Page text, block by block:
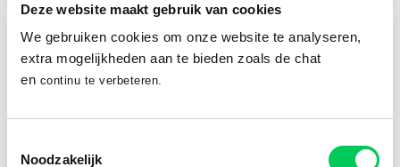
Deze website maakt gebruik van cookies
We gebruiken cookies om onze website te analyseren,
extra mogelijkheden aan te bieden zoals de chat
en continu te verbeteren.
Noodzakelijk
Verschillende gradaties van autisme
Het kan op verschillende manieren en in